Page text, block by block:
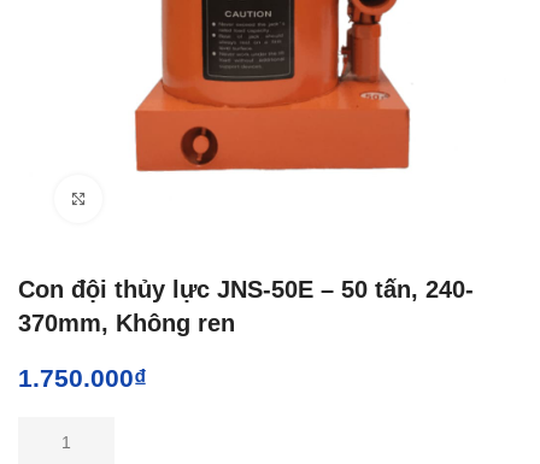
Con đội thủy lực JNS-50E – 50 tấn, 240-
370mm, Không ren
1.750.000₫